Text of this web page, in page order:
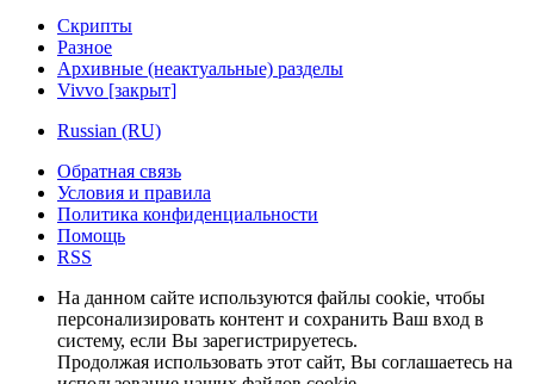
Скрипты
Разное
Архивные (неактуальные) разделы
Vivvo [закрыт]
Russian (RU)
Обратная связь
Условия и правила
Политика конфиденциальности
Помощь
RSS
На данном сайте используются файлы cookie, чтобы
персонализировать контент и сохранить Ваш вход в
систему, если Вы зарегистрируетесь.
Продолжая использовать этот сайт, Вы соглашаетесь на